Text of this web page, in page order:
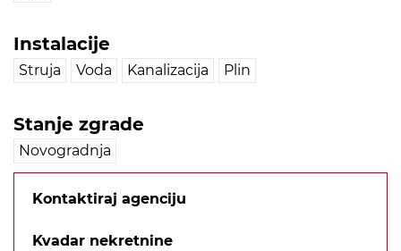
Instalacije
Struja Voda Kanalizacija Plin
Stanje zgrade
Novogradnja
Kontaktiraj agenciju
Kvadar nekretnine